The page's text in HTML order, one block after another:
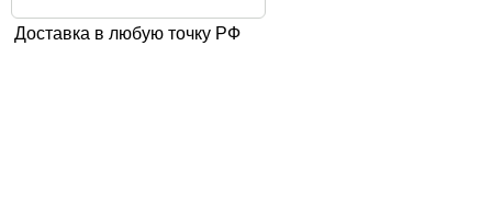
Доставка в любую точку РФ